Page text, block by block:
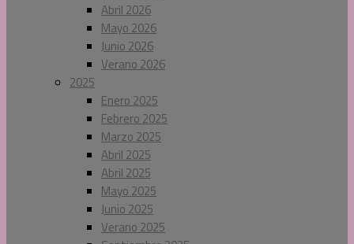
Abril 2026
Mayo 2026
Junio 2026
Verano 2026
2025
Enero 2025
Febrero 2025
Marzo 2025
Abril 2025
Abril 2025
Mayo 2025
Junio 2025
Verano 2025